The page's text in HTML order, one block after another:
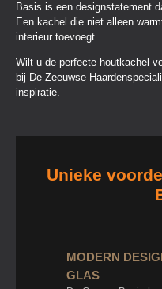
Basis is een designstatement
Een kachel die niet alleen
interieur toevoegt.
Wilt u de perfecte houtkachel
bij De Zeeuwse
inspiratie.
Unieke
MODERN
GLAS